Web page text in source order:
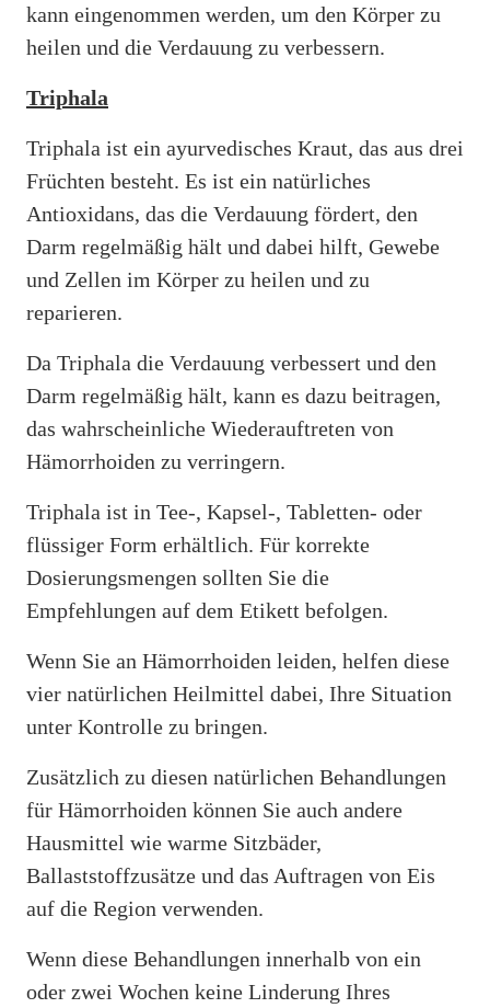
kann eingenommen werden, um den Körper zu
heilen und die Verdauung zu verbessern.
Triphala
Triphala ist ein ayurvedisches Kraut, das aus drei
Früchten besteht. Es ist ein natürliches
Antioxidans, das die Verdauung fördert, den
Darm regelmäßig hält und dabei hilft, Gewebe
und Zellen im Körper zu heilen und zu
reparieren.
Da Triphala die Verdauung verbessert und den
Darm regelmäßig hält, kann es dazu beitragen,
das wahrscheinliche Wiederauftreten von
Hämorrhoiden zu verringern.
Triphala ist in Tee-, Kapsel-, Tabletten- oder
flüssiger Form erhältlich. Für korrekte
Dosierungsmengen sollten Sie die
Empfehlungen auf dem Etikett befolgen.
Wenn Sie an Hämorrhoiden leiden, helfen diese
vier natürlichen Heilmittel dabei, Ihre Situation
unter Kontrolle zu bringen.
Zusätzlich zu diesen natürlichen Behandlungen
für Hämorrhoiden können Sie auch andere
Hausmittel wie warme Sitzbäder,
Ballaststoffzusätze und das Auftragen von Eis
auf die Region verwenden.
Wenn diese Behandlungen innerhalb von ein
oder zwei Wochen keine Linderung Ihres